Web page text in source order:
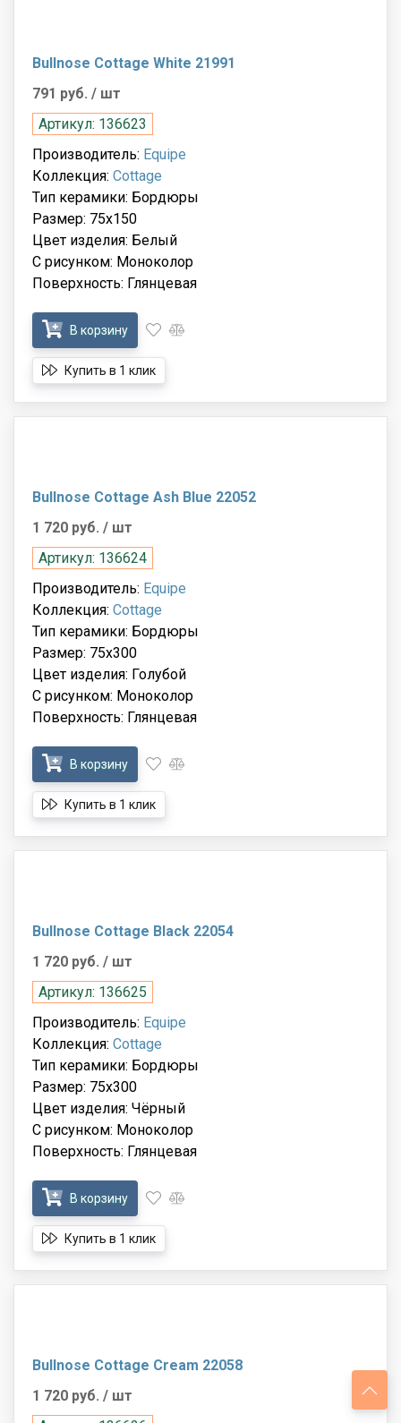
Bullnose Cottage White 21991
791 руб. / шт
Артикул: 136623
Производитель: Equipe
Коллекция: Cottage
Тип керамики: Бордюры
Размер: 75x150
Цвет изделия: Белый
С рисунком: Моноколор
Поверхность: Глянцевая
В корзину
Купить в 1 клик
Bullnose Cottage Ash Blue 22052
1 720 руб. / шт
Артикул: 136624
Производитель: Equipe
Коллекция: Cottage
Тип керамики: Бордюры
Размер: 75x300
Цвет изделия: Голубой
С рисунком: Моноколор
Поверхность: Глянцевая
В корзину
Купить в 1 клик
Bullnose Cottage Black 22054
1 720 руб. / шт
Артикул: 136625
Производитель: Equipe
Коллекция: Cottage
Тип керамики: Бордюры
Размер: 75x300
Цвет изделия: Чёрный
С рисунком: Моноколор
Поверхность: Глянцевая
В корзину
Купить в 1 клик
Bullnose Cottage Cream 22058
1 720 руб. / шт